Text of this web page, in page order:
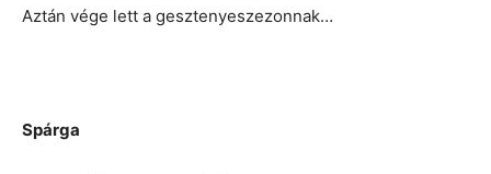
Aztán vége lett a gesztenyeszezonnak…
Spárga